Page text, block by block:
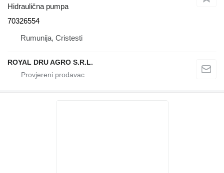
Hidraulična pumpa
70326554
Rumunija, Cristesti
ROYAL DRU AGRO S.R.L.